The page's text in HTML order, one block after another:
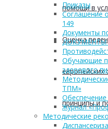
помощи в
Оценка
европейских
принципы и
Приказы
Соглашение
149
Документы
ДОКУМЕНТЫ
Обучающие
здорового
ТПМ»
Журнал
Методические